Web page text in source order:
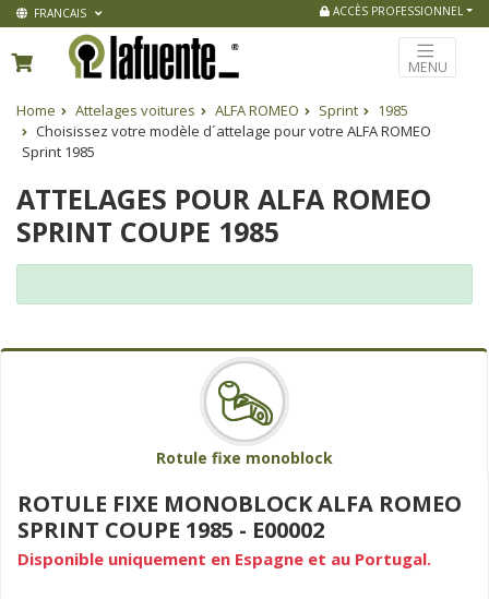
FRANCAIS ACCÈS PROFESSIONNEL
MENU
Home Attelages voitures ALFA ROMEO Sprint
1985
Choisissez votre modèle d´attelage pour votre ALFA ROMEO
Sprint 1985
ATTELAGES POUR ALFA ROMEO
SPRINT COUPE 1985
Rotule fixe monoblock
ROTULE FIXE MONOBLOCK ALFA ROMEO
SPRINT COUPE 1985 - E00002
Disponible uniquement en Espagne et au Portugal.